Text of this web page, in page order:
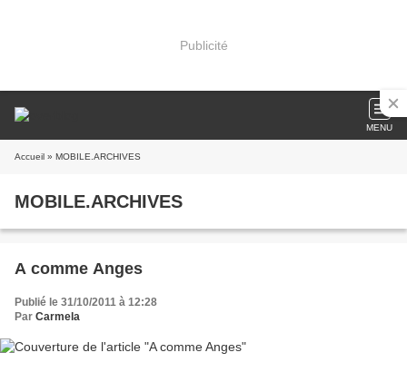
Publicité
MENU
Accueil » MOBILE.ARCHIVES
MOBILE.ARCHIVES
A comme Anges
Publié le 31/10/2011 à 12:28
Par Carmela